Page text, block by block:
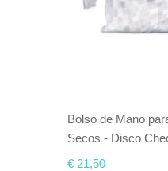
Bolso de Mano
Secos - Disco
€ 21,50